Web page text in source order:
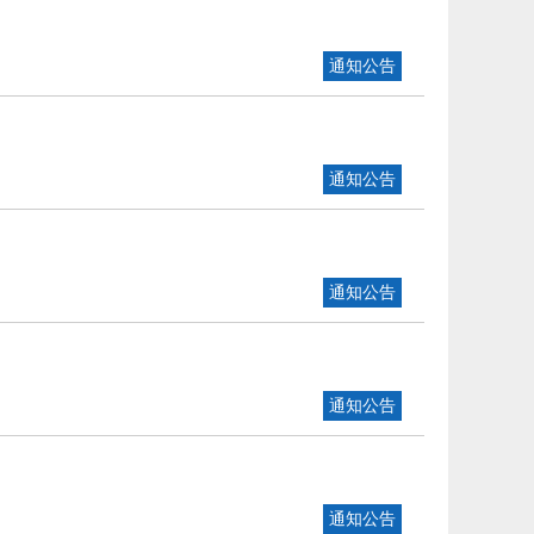
通知公告
通知公告
通知公告
通知公告
通知公告